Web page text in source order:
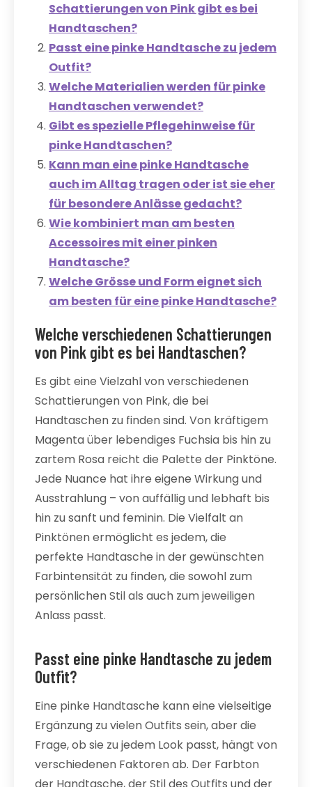
Schattierungen von Pink gibt es bei
Handtaschen?
Passt eine pinke Handtasche zu jedem
Outfit?
Welche Materialien werden für pinke
Handtaschen verwendet?
Gibt es spezielle Pflegehinweise für
pinke Handtaschen?
Kann man eine pinke Handtasche
auch im Alltag tragen oder ist sie eher
für besondere Anlässe gedacht?
Wie kombiniert man am besten
Accessoires mit einer pinken
Handtasche?
Welche Grösse und Form eignet sich
am besten für eine pinke Handtasche?
Welche verschiedenen Schattierungen
von Pink gibt es bei Handtaschen?
Es gibt eine Vielzahl von verschiedenen
Schattierungen von Pink, die bei
Handtaschen zu finden sind. Von kräftigem
Magenta über lebendiges Fuchsia bis hin zu
zartem Rosa reicht die Palette der Pinktöne.
Jede Nuance hat ihre eigene Wirkung und
Ausstrahlung – von auffällig und lebhaft bis
hin zu sanft und feminin. Die Vielfalt an
Pinktönen ermöglicht es jedem, die
perfekte Handtasche in der gewünschten
Farbintensität zu finden, die sowohl zum
persönlichen Stil als auch zum jeweiligen
Anlass passt.
Passt eine pinke Handtasche zu jedem
Outfit?
Eine pinke Handtasche kann eine vielseitige
Ergänzung zu vielen Outfits sein, aber die
Frage, ob sie zu jedem Look passt, hängt von
verschiedenen Faktoren ab. Der Farbton